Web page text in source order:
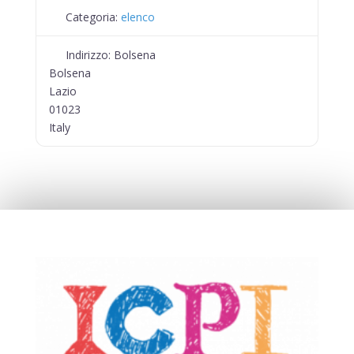
Categoria:elenco
Indirizzo: Bolsena
Bolsena
Lazio
01023
Italy